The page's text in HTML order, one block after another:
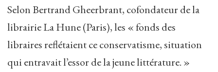
Selon Bertrand Gheerbrant, cofondateur de la
librairie La Hune (Paris), les « fonds des
libraires reflétaient ce conservatisme, situation
qui entravait l’essor de la jeune littérature. »